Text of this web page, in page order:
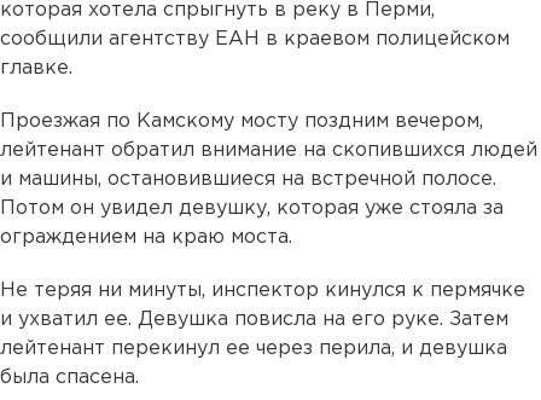
которая хотела спрыгнуть в реку в Перми,
сообщили агентству ЕАН в краевом полицейском
главке.
Проезжая по Камскому мосту поздним вечером,
лейтенант обратил внимание на скопившихся людей
и машины, остановившиеся на встречной полосе.
Потом он увидел девушку, которая уже стояла за
ограждением на краю моста.
Не теряя ни минуты, инспектор кинулся к пермячке
и ухватил ее. Девушка повисла на его руке. Затем
лейтенант перекинул ее через перила, и девушка
была спасена.